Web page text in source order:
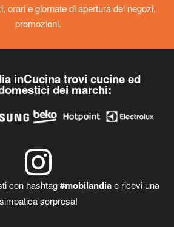
orari e giornate di apertura dei negozi,
promozioni.
inCucina trovi cucine ed
dei marchi:
con hashtag#mobilandiae ricevi una
simpatica sorpresa!